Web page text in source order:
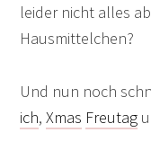
leider nicht alles
Hausmittelchen?
Und nun noch
ich,Xmas Freutag